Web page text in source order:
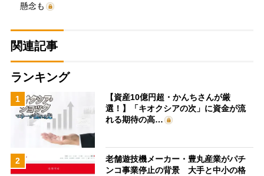
懸念も
関連記事
ランキング
1
【資産10億円超・かんちさんが厳
選！】「キオクシアの次」に資金が流
れる期待の高…
2
老舗遊技機メーカー・豊丸産業がパチ
ンコ事業停止の背景 大手と中小の格